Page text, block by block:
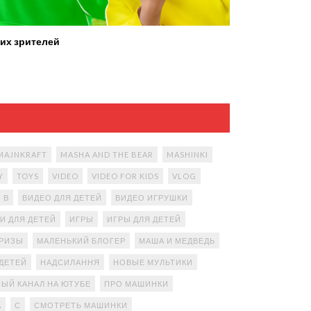
зрителей
MASHA AND THE BEAR MASHINKI
TOYS VIDEO VIDEO FOR KIDS VLOG
В ВИДЕО ДЛЯ ДЕТЕЙ ВИДЕО ИГРУШКИ
ДЛЯ ДЕТЕЙ ИГРЫ ИГРЫ ДЛЯ ДЕТЕЙ
МАЛЕНЬКИЙ БЛОГЕР МАША И МЕДВЕДЬ
НАДСИЛАННЯ НОВЫЕ МУЛЬТИКИ
КАНАЛ НА ЮТУБЕ ПРО МАШИНКИ
С СМОТРЕТЬ МАШИНКИ